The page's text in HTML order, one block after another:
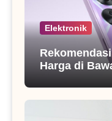
Elektronik
Harga di